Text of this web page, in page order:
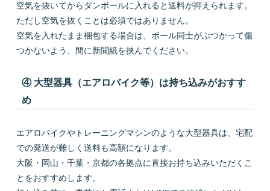
空気を抜いてからダンボールに入れると送料が抑えられます。
ただし空気を抜くことは必須ではありません。
空気を入れたまま梱包する場合は、ボール同士がぶつかって傷
つかないよう、間に新聞紙を挟んでください。
④ 大型器具（エアロバイク等）は持ち込みがおすす
め
エアロバイクやトレーニングマシンのような大型器具は、宅配
での発送が難しく送料も高額になります。
大阪・岡山・千葉・京都の各拠点に直接お持ち込みいただくこ
とをおすすめします。